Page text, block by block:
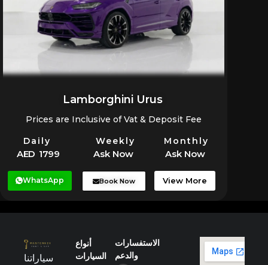
Lamborghini Urus
Prices are Inclusive of Vat & Deposit Fee
Daily Weekly Monthly
AED 1799 Ask Now Ask Now
WhatsApp Book Now View More
سياراتنا
أنواع
السيارات
الاستفسارات
والدعم